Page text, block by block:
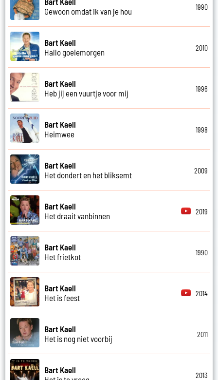
Gewoon omdat ik van je hou
1990
Bart Kaell
Hallo goeiemorgen
2010
Bart Kaell
Heb jij een vuurtje voor mij
1996
Bart Kaell
Heimwee
1998
Bart Kaell
Het dondert en het bliksemt
2009
Bart Kaell
Het draait vanbinnen
2019
Bart Kaell
Het frietkot
1990
Bart Kaell
Het is feest
2014
Bart Kaell
Het is nog niet voorbij
2011
Bart Kaell
2013